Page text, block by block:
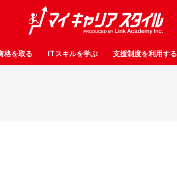
格を取る ITスキルを学ぶ 支援制度を利用する
格を取る ITスキルを学ぶ 支援制度を利用する